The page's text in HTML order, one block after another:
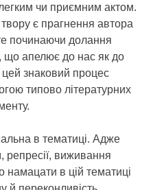
чи приємним актом.
є прагнення автора
починаючи долання
що апелює до нас як до
цей знаковий процес
типово літературних
в тематиці. Адже
репресії, виживання
в цій тематиці